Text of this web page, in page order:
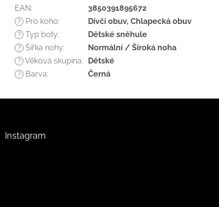
EAN: 3850391895672
? Pro koho: Dívčí obuv, Chlapecká obuv
? Typ boty: Dětské sněhule
? Šířka nohy: Normální / Široká noha
? Věková skupina: Dětské
? Barva: Černá
Instagram